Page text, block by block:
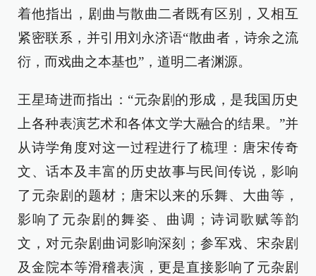
着他指出，剧曲与散曲二者既有区别，又相互
紧密联系，并引用刘永济语“散曲者，诗余之流
衍，而戏曲之本基也”，道明二者渊源。
王星琦进而指出：“元杂剧的形成，是我国历史
上各种表演艺术和各体文学大融合的结果。”并
从诗学角度对这一过程进行了梳理：唐宋传奇
文、话本及丰富的历史故事与民间传说，影响
了元杂剧的题材；唐宋以来的乐舞、大曲等，
影响了元杂剧的舞姿、曲调；诗词歌赋等韵
文，对元杂剧曲词影响深刻；参军戏、宋杂剧
及金院本等滑稽表演，更是直接影响了元杂剧